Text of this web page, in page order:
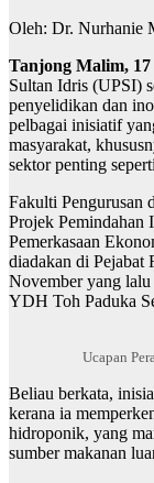
Oleh: Dr. Nurhanie
Tanjong Malim,
Sultan Idris (UPSI)
penyelidikan dan
pelbagai inisiatif
masyarakat,
sektor penting
Fakulti Pengurusan
Projek Pemindahan
Pemerkasaan
diadakan di Pejabat
November yang
YDH Toh Paduka
Ucapan
Beliau berkata,
kerana ia
hidroponik, yang
sumber makanan